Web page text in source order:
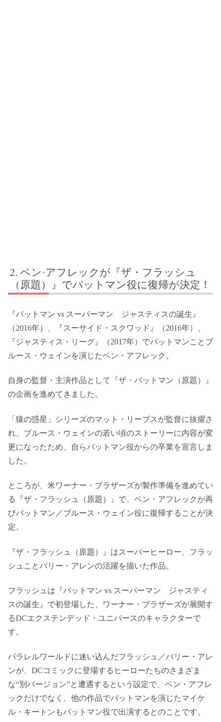
ベン·アフレックが『ザ・フラッシュ
（原題）』でバットマン役に復帰が決定！
『バットマン vs スーパーマン ジャスティスの誕生』
（2016年）、『スーサイド・スクワッド』（2016年）、
『ジャスティス・リーグ』（2017年）でバットマンことブ
ルース・ウェインを演じたベン・アフレック。
自身の監督・主演作品として『ザ・バットマン（原題）』
の企画を進めてきました。
「猿の惑星」シリーズのマット・リーブスが監督に抜擢さ
れ、ブルース・ウェインの若い頃のストーリーに内容が変
更になったため、自らバットマン役からの卒業を宣言しま
した。
ところが、米ワーナー・ブラザーズが製作準備を進めてい
る『ザ・フラッシュ（原題）』で、ベン・アフレックが再
びバットマン／ブルース・ウェイン役に復帰することが決
定。
『ザ・フラッシュ（原題）』はスーパーヒーロー、フラッ
シュことバリー・アレンの活躍を描いた作品。
フラッシュは『バットマン vs スーパーマン ジャスティ
スの誕生』で初登場した、ワーナー・ブラザーズが展開す
るDCエクステンデッド・ユニバースのキャラクターで
す。
パラレルワールドに迷い込んだフラッシュ／バリー・アレ
ンが、DCコミックに登場するヒーローたちのさまざま
な“別バージョン”と遭遇するという設定で、ベン・アフレ
ックだけでなく、他の作品でバットマンを演じたマイケ
ル・キートンもバットマン役で出演するとのことです。